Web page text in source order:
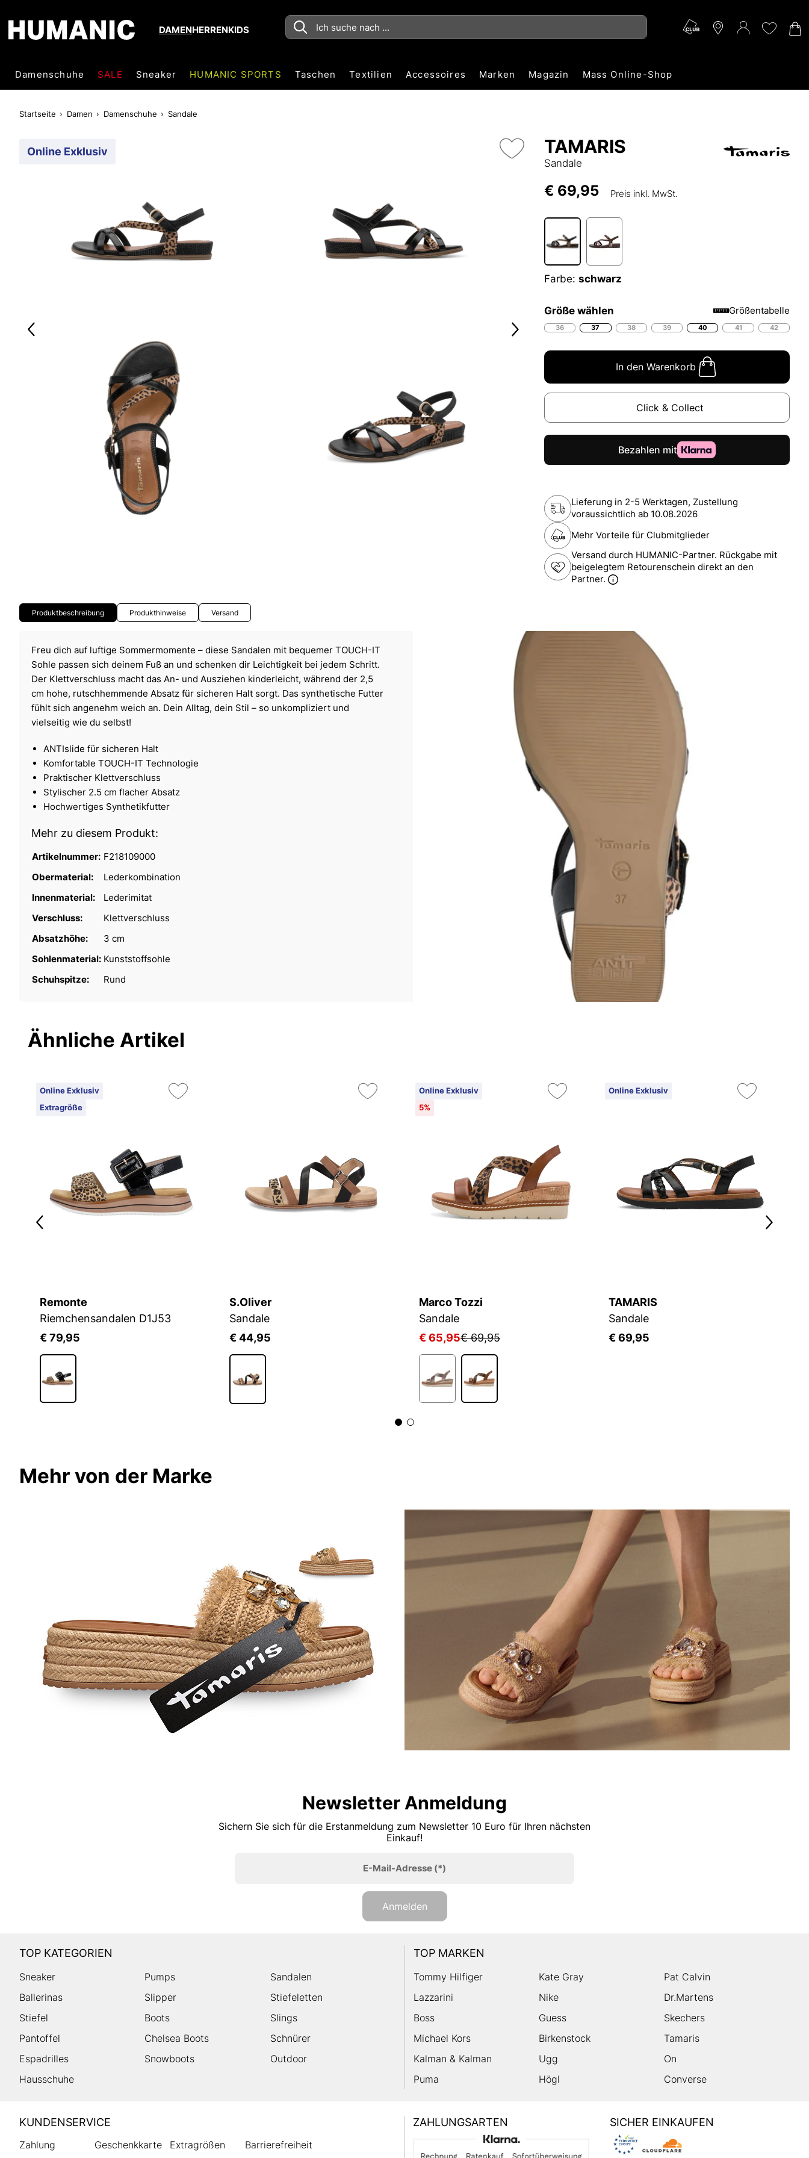
DAMENHERRENKIDS
Damenschuhe SALE Sneaker HUMANIC SPORTS Taschen Textilien Accessoires Marken Magazin Mass Online-Shop
Startseite Damen Damenschuhe Sandale
Online Exklusiv TAMARIS
Sandale
€ 69,95 Preis inkl. MwSt.
Farbe: schwarz
Größe wählen Größentabelle
36 37 38 39 40 41 42
In den Warenkorb
Click & Collect
Lieferung in 2-5 Werktagen, Zustellung
voraussichtlich ab 10.08.2026
Mehr Vorteile für Clubmitglieder
Versand durch HUMANIC-Partner. Rückgabe mit
beigelegtem Retourenschein direkt an den
Partner.
Produktbeschreibung Produkthinweise Versand
Freu dich auf luftige Sommermomente – diese Sandalen mit bequemer TOUCH-IT
Sohle passen sich deinem Fuß an und schenken dir Leichtigkeit bei jedem Schritt.
Der Klettverschluss macht das An- und Ausziehen kinderleicht, während der 2,5
cm hohe, rutschhemmende Absatz für sicheren Halt sorgt. Das synthetische Futter
fühlt sich angenehm weich an. Dein Alltag, dein Stil – so unkompliziert und
vielseitig wie du selbst!
ANTIslide für sicheren Halt
Komfortable TOUCH-IT Technologie
Praktischer Klettverschluss
Stylischer 2.5 cm flacher Absatz
Hochwertiges Synthetikfutter
Mehr zu diesem Produkt:
Artikelnummer: F218109000
Obermaterial:
Lederkombination
Innenmaterial:
Lederimitat
Verschluss:
Klettverschluss
Absatzhöhe:
3 cm
Sohlenmaterial: Kunststoffsohle
Schuhspitze:
Rund
Ähnliche Artikel
Online Exklusiv
Extragröße
Remonte
Riemchensandalen D1J53
€ 79,95
S.Oliver
Sandale
€ 44,95
Online Exklusiv
5%
Marco Tozzi
Sandale
€ 65,95€ 69,95
Online Exklusiv
TAMARIS
Sandale
€ 69,95
Mehr von der Marke
Newsletter Anmeldung
Sichern Sie sich für die Erstanmeldung zum Newsletter 10 Euro für Ihren nächsten
Einkauf!
E-Mail-Adresse(*)
Anmelden
TOP KATEGORIEN
Sneaker Pumps
Sandalen
Ballerinas
Slipper
Stiefeletten
Stiefel
Boots
Slings
Pantoffel
Chelsea Boots
Schnürer
Espadrilles
Snowboots
Outdoor
Hausschuhe
TOP MARKEN
Tommy Hilfiger Kate Gray
Pat Calvin
Lazzarini
Nike
Dr.Martens
Boss
Guess
Skechers
Michael Kors
Birkenstock
Tamaris
Kalman & Kalman
Ugg
On
Puma
Högl Converse
HUMANIC
Footer
KUNDENSERVICE
Zahlung Geschenkkarte Extragrößen Barrierefreiheit
ZAHLUNGSARTEN SICHER EINKAUFEN